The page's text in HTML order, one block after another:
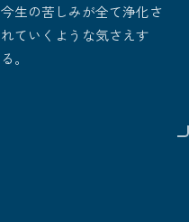
今生の苦しみが全て浄化さ
れていくような気さえす
る。